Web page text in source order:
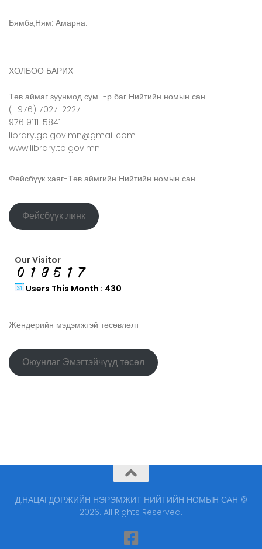
Бямба,Ням: Амарна.
ХОЛБОО БАРИХ:
Төв аймаг зуунмод сум 1-р баг Нийтийн номын сан
(+976) 7027-2227
976 9111-5841
library.go.gov.mn@gmail.com
www.library.to.gov.mn
Фейсбүүк хаяг-Төв аймгийн Нийтийн номын сан
Фейсбүүк линк
Our Visitor
Users This Month : 430
Жендерийн мэдэмжтэй төсөвлөлт
Оюунлаг Эмэгтэйчүүд төсөл
Д.НАЦАГДОРЖИЙН НЭРЭМЖИТ НИЙТИЙН НОМЫН САН ©
2026. All Rights Reserved.